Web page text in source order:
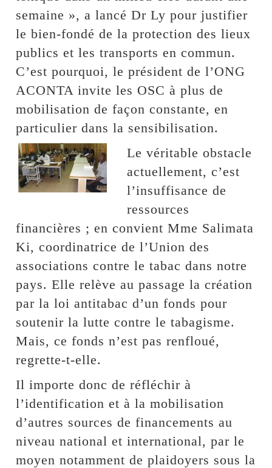
semaine », a lancé Dr Ly pour justifier
le bien-fondé de la protection des lieux
publics et les transports en commun.
C’est pourquoi, le président de l’ONG
ACONTA invite les OSC à plus de
mobilisation de façon constante, en
particulier dans la sensibilisation.
Le véritable obstacle
actuellement, c’est
l’insuffisance de
ressources
financières ; en convient Mme Salimata
Ki, coordinatrice de l’Union des
associations contre le tabac dans notre
pays. Elle relève au passage la création
par la loi antitabac d’un fonds pour
soutenir la lutte contre le tabagisme.
Mais, ce fonds n’est pas renfloué,
regrette-t-elle.
Il importe donc de réfléchir à
l’identification et à la mobilisation
d’autres sources de financements au
niveau national et international, par le
moyen notamment de plaidoyers sous la